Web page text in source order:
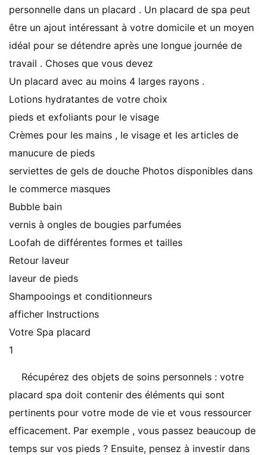
personnelle dans un placard . Un placard de spa peut
être un ajout intéressant à votre domicile et un moyen
idéal pour se détendre après une longue journée de
travail . Choses que vous devez
Un placard avec au moins 4 larges rayons .
Lotions hydratantes de votre choix
pieds et exfoliants pour le visage
Crèmes pour les mains , le visage et les articles de
manucure de pieds
serviettes de gels de douche Photos disponibles dans
le commerce masques
Bubble bain
vernis à ongles de bougies parfumées
Loofah de différentes formes et tailles
Retour laveur
laveur de pieds
Shampooings et conditionneurs
afficher Instructions
Votre Spa placard
1
Récupérez des objets de soins personnels : votre
placard spa doit contenir des éléments qui sont
pertinents pour votre mode de vie et vous ressourcer
efficacement. Par exemple , vous passez beaucoup de
temps sur vos pieds ? Ensuite, pensez à investir dans